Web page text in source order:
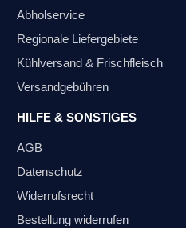
Abholservice
Regionale Liefergebiete
Kühlversand & Frischfleisch
Versandgebühren
HILFE & SONSTIGES
AGB
Datenschutz
Widerrufsrecht
Bestellung widerrufen